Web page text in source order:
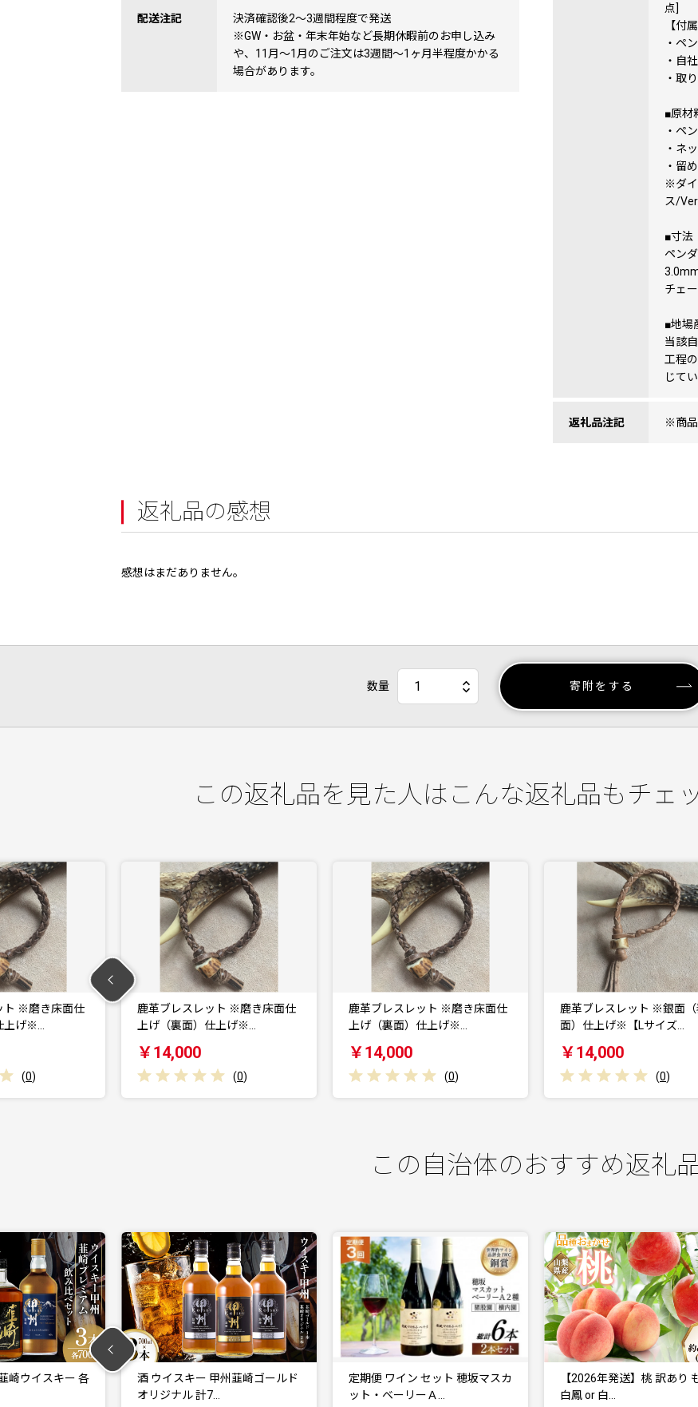
配送注記
決済確認後2〜3週間程度で発送
※GW・お盆・年末年始など長期休暇前のお申し込み
や、11月〜1月のご注文は3週間〜1ヶ月半程度かかる
場合があります。
点]
【付
・ペ
・自
・取
■原材
・ペ
・ネ
・留
※ダイ
ス/
■寸法
ペン
チェ
■地場
当該
工程
じて
返礼品注記 ※商品
返礼品の感想
感想はまだありません。
数量 寄附をする
この返礼品を見た人はこんな返礼品もチェ
スレット ※磨き床面仕
）仕上げ※…
鹿革ブレスレット ※磨き床面仕
上げ（裏面）仕上げ※…
￥14,000
鹿革ブレスレット ※銀面（表
面）仕上げ※【Lサイズ…
￥14,000
鹿革ブレスレット ※
面）仕上げ※【Mサ
￥14,000
この自治体のおすすめ返礼
スキー 甲州韮崎ゴールド
定期便 ワイン セット 穂坂マスカ
ット・ベーリーＡ…
【2026年発送】桃 訳あり もも
白鳳 or 白…
富士山 ウイスキー
セット [サン.…